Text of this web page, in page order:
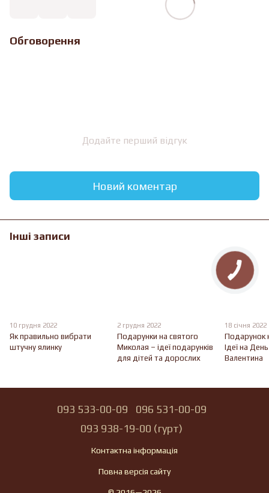
Обговорення
Додайте перший відгук
Новий коментар
Інші записи
10 грудня 2022
Як правильно вибрати
штучну ялинку
2 грудня 2022
Подарунки на святого
Миколая – ідеї подарунків
для дітей та дорослих
18 січня 2022
Подарунок
Ідеї на
Валентина
093 533-00-09
096 531-00-09
093 938-19-00 (гурт)
Контактна інформація
Повна версія сайту